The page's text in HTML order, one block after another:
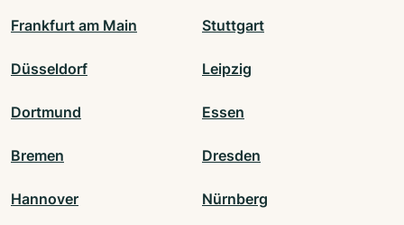
Frankfurt am Main Stuttgart
Düsseldorf Leipzig
Dortmund Essen
Bremen Dresden
Hannover Nürnberg